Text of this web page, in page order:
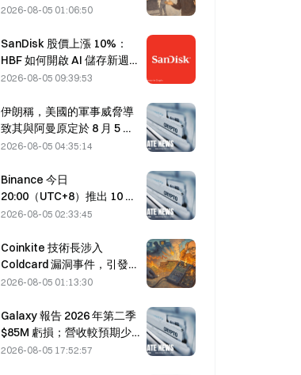
「安全攻擊」
2026-08-05 01:06:50
SanDisk 股價上漲 10%：
HBF 如何開啟 AI 儲存新週
期，財報能否驗證成長邏
2026-08-05 09:39:53
伊朗稱，美國的軍事威脅導
致其與阿曼原定於 8 月 5 日
達成的荷莫茲海峽協議延
2026-08-05 04:35:14
Binance 今日
20:00（UTC+8）推出 10 個
bStocks 交易對，掛單手續
2026-08-05 02:33:45
Coinkite 技術長涉入
Coldcard 漏洞事件，引發四
波攻擊損失 1.14 億美元
2026-08-05 01:13:30
Galaxy 報告 2026 年第二季
$85M 虧損；營收較預期少 3
億美元，股價下跌 7.23%。
2026-08-05 17:52:57